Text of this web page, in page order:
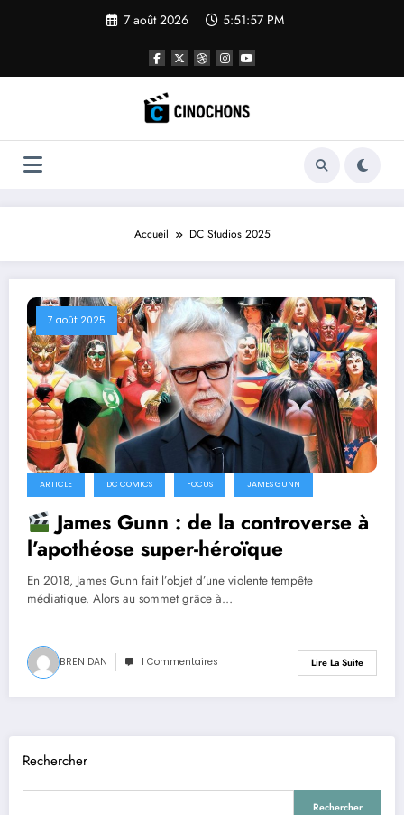
7 août 2026 5:51:58 PM
Accueil DC Studios 2025
7 août 2025
ARTICLE DC COMICS FOCUS JAMES GUNN
James Gunn : de la controverse à
l’apothéose super-héroïque
En 2018, James Gunn fait l’objet d’une violente tempête
médiatique. Alors au sommet grâce à…
BREN DAN 1 Commentaires Lire La Suite
Rechercher
Rechercher